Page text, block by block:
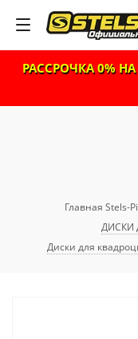
РАССРОЧКА 0% НА
Главная Stels-
ДИСКИ
Диски для